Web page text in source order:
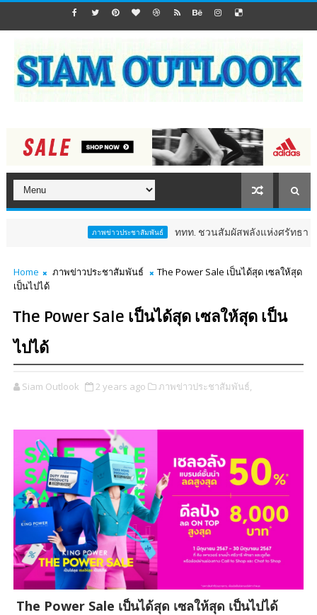
ภาพข่าวประชาสัมพันธ์ ททท. ชวนสัมผัสพลังแห่งศรัทธา ร่วมงาน "
Home ภาพข่าวประชาสัมพันธ์
The Power Sale เป็นได้สุด เซลให้สุด
เป็นไปได้
The Power Sale เป็นได้สุด เซลให้สุด เป็น
ไปได้
Siam Outlook 2 years ago ภาพข่าวประชาสัมพันธ์,
The Power Sale เป็นได้สุด เซลให้สุด เป็นไปได้